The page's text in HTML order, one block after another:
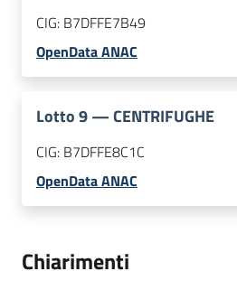
CIG: B7DFFE7B49
OpenData ANAC
Lotto9—CENTRIFUGHE
CIG: B7DFFE8C1C
OpenData ANAC
Chiarimenti